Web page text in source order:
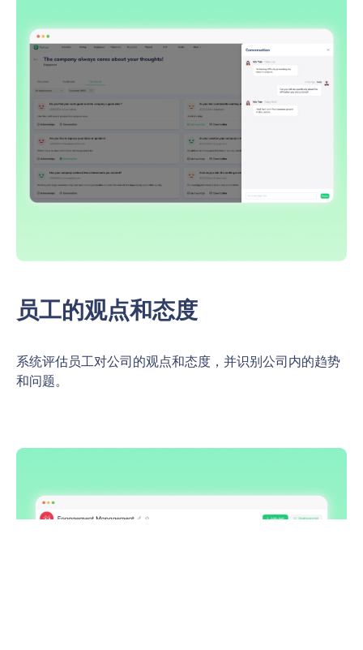
员工的观点和态度
系统评估员工对公司的观点和态度，并识别公司内的趋势
和问题。